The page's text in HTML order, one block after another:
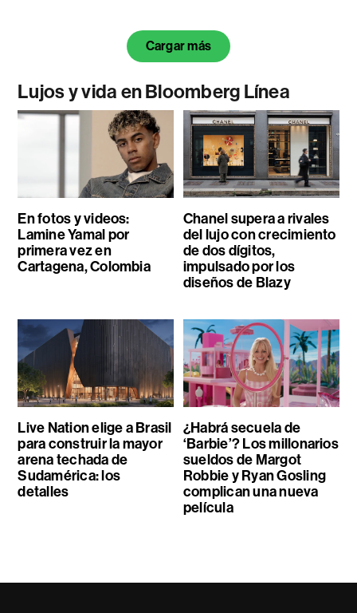
Cargar más
Lujos y vida en Bloomberg Línea
En fotos y videos:
Lamine Yamal por
primera vez en
Cartagena, Colombia
Chanel supera a rivales
del lujo con crecimiento
de dos dígitos,
impulsado por los
diseños de Blazy
Live Nation elige a Brasil
para construir la mayor
arena techada de
Sudamérica: los
detalles
¿Habrá secuela de
‘Barbie’? Los millonarios
sueldos de Margot
Robbie y Ryan Gosling
complican una nueva
película